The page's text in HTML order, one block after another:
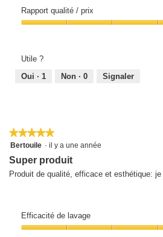
5
sur
5
Rapport qualité / prix
prix,
5
sur
5
Utile ?
Oui · 1 Non · 0 Signaler
★★★★★
★★★★★
5
5
Bertouile · il y a une année
Super produit
Produit de qualité, efficace et esthétique:
Efficacité de lavage